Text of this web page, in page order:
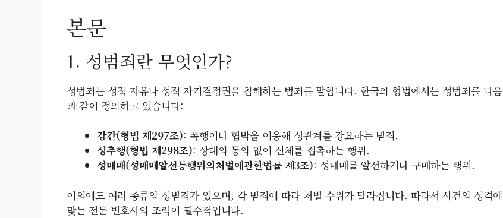
본문
1. 성범죄란 무엇인가?
성범죄는 성적 자유나 성적 자기결정권을 침해하는 범죄를 말합니다. 한국의 형법에서는 성범죄를 다음
과 같이 정의하고 있습니다:
강간(형법 제297조): 폭행이나 협박을 이용해 성관계를 강요하는 범죄.
성추행(형법 제298조): 상대의 동의 없이 신체를 접촉하는 행위.
성매매(성매매알선등행위의처벌에관한법률 제3조): 성매매를 알선하거나 구매하는 행위.
이외에도 여러 종류의 성범죄가 있으며, 각 범죄에 따라 처벌 수위가 달라집니다. 따라서 사건의 성격에
맞는 전문 변호사의 조력이 필수적입니다.